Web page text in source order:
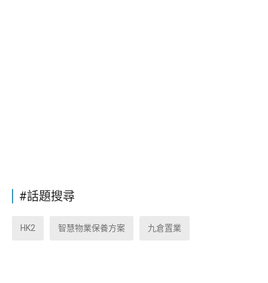
#話題搜尋
HK2 智慧物業保養方案 九倉置業